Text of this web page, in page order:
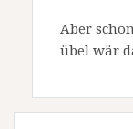
Aber
übel wär